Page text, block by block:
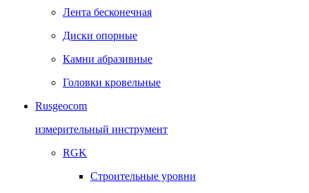
Лента бесконечная
Диски опорные
Камни абразивные
Головки кровельные
Rusgeocom
измерительный инструмент
RGK
Строительные уровни